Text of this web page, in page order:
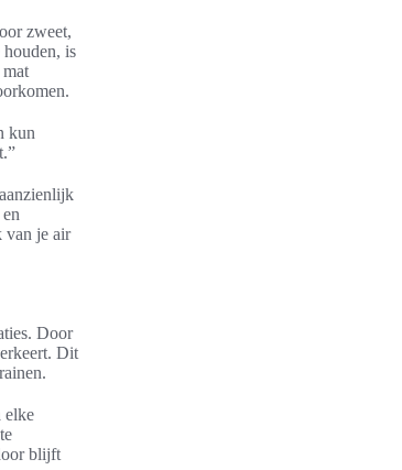
zweet,
is
kun
van je air
Door
Dit
elke
blijft